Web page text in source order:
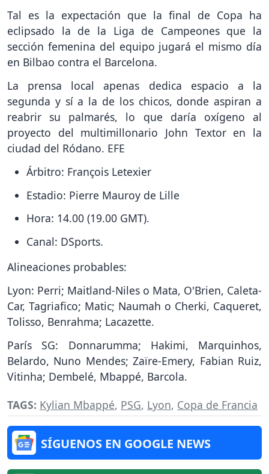
Tal es la expectación que la final de Copa ha
eclipsado la de la Liga de Campeones que la
sección femenina del equipo jugará el mismo día
en Bilbao contra el Barcelona.
La prensa local apenas dedica espacio a la
segunda y sí a la de los chicos, donde aspiran a
reabrir su palmarés, lo que daría oxígeno al
proyecto del multimillonario John Textor en la
ciudad del Ródano. EFE
Árbitro: François Letexier
Estadio: Pierre Mauroy de Lille
Hora: 14.00 (19.00 GMT).
Canal: DSports.
Alineaciones probables:
Lyon: Perri; Maitland-Niles o Mata, O'Brien, Caleta-
Car, Tagriafico; Matic; Naumah o Cherki, Caqueret,
Tolisso, Benrahma; Lacazette.
París SG: Donnarumma; Hakimi, Marquinhos,
Belardo, Nuno Mendes; Zaïre-Emery, Fabian Ruiz,
Vitinha; Dembelé, Mbappé, Barcola.
TAGS: Kylian Mbappé, PSG, Lyon, Copa de Francia
SÍGUENOS EN GOOGLE NEWS